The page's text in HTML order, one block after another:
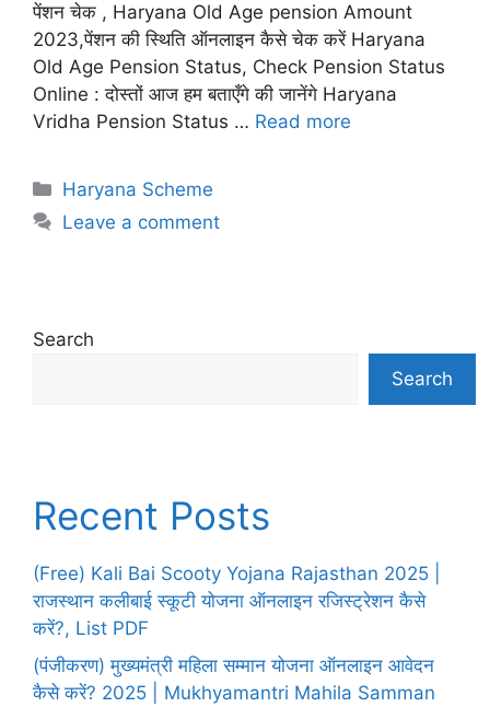
पेंशन चेक , Haryana Old Age pension Amount
2023,पेंशन की स्थिति ऑनलाइन कैसे चेक करें Haryana
Old Age Pension Status, Check Pension Status
Online : दोस्तों आज हम बताएँगे की जानेंगे Haryana
Vridha Pension Status … Read more
Categories
Haryana Scheme
Leave a comment
Search
Search
Recent Posts
(Free) Kali Bai Scooty Yojana Rajasthan 2025 |
राजस्थान कलीबाई स्कूटी योजना ऑनलाइन रजिस्ट्रेशन कैसे
करें?, List PDF
(पंजीकरण) मुख्यमंत्री महिला सम्मान योजना ऑनलाइन आवेदन
कैसे करें? 2025 | Mukhyamantri Mahila Samman